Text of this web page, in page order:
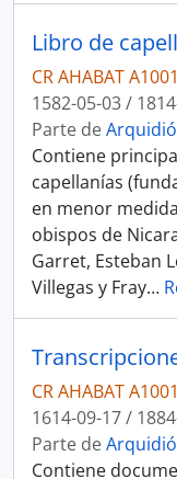
CR AHABAT
1582-05-03 /
Parte de
Contiene
capellanías
en menor
obispos de
Garret, Esteban
Villegas y Fray…
CR AHABAT
1614-09-17 /
Parte de
Contiene